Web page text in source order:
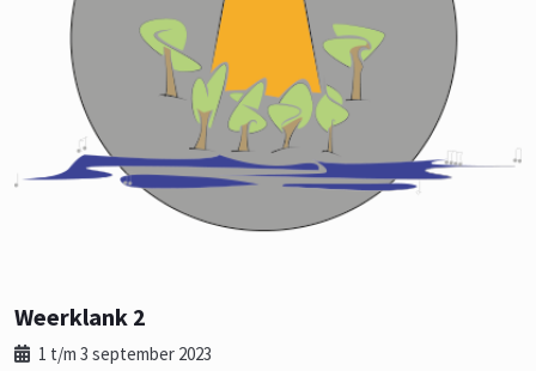
Weerklank 2
1 t/m 3 september 2023